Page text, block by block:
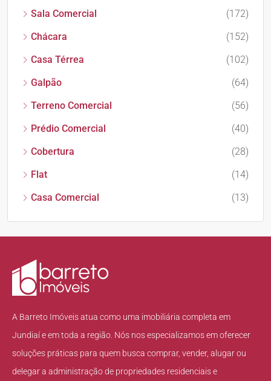
Sala Comercial
(172)
Chácara
(152)
Casa Térrea
(102)
Galpão
(64)
Terreno Comercial
(56)
Prédio Comercial
(40)
Cobertura
(28)
Flat
(14)
Casa Comercial
(13)
A Barreto Imóveis atua como uma imobiliária completa em
Jundiaí e em toda a região. Nós nos especializamos em oferecer
soluções práticas para quem busca comprar, vender, alugar ou
delegar a administração de propriedades residenciais e